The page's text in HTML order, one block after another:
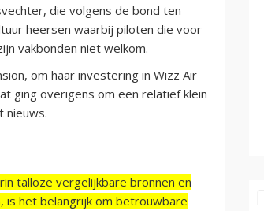
die volgens de bond ten
heersen waarbij piloten die voor
vakbonden niet welkom.
om haar investering in Wizz Air
ging overigens om een relatief klein
nieuws.
talloze vergelijkbare bronnen en
is het belangrijk om betrouwbare